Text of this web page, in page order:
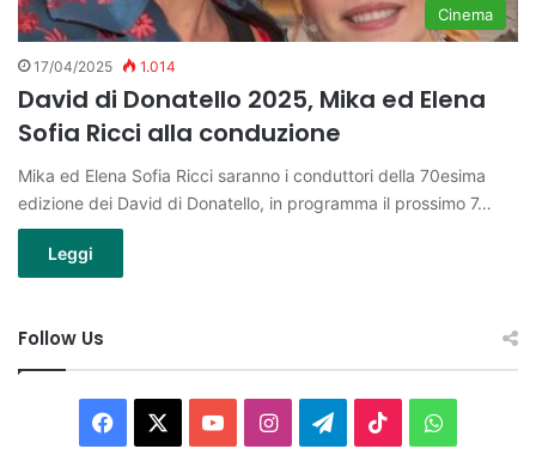
Cinema
17/04/2025 1.014
David di Donatello 2025, Mika ed Elena
Sofia Ricci alla conduzione
Mika ed Elena Sofia Ricci saranno i conduttori della 70esima
edizione dei David di Donatello, in programma il prossimo 7…
Leggi
Follow Us
Facebook You InstagramTelegram
TikTok